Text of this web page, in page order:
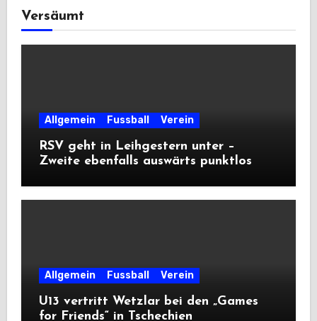
Versäumt
Allgemein Fussball Verein
RSV geht in Leihgestern unter –
Zweite ebenfalls auswärts punktlos
Allgemein Fussball Verein
U13 vertritt Wetzlar bei den „Games
for Friends“ in Tschechien